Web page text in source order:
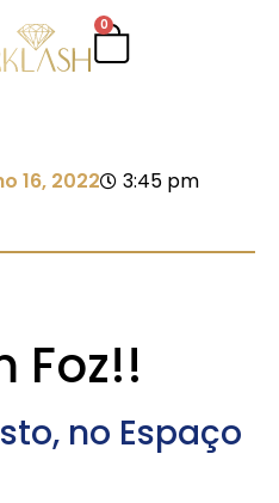
0
16, 2022
3:45 pm
Foz!!
no Espaço